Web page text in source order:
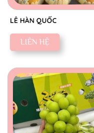
LÊ HÀN QUỐC
LIÊN HỆ